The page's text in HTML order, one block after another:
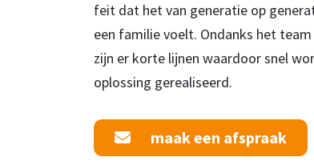
feit dat het van generatie op
een familie voelt. Ondanks het
zijn er korte lijnen waardoor snel
oplossing gerealiseerd.
maak een afspraak